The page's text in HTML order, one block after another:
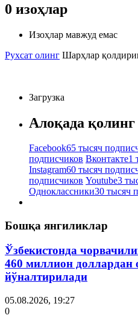
0 изоҳлар
Изоҳлар мавжуд емас
Рухсат олинг Шарҳлар
Загрузка
Алоқада қолинг
Facebook65 тысяч
подписчиков Вконтакте1
Instagram60 тысяч
подписчиков Youtube3
Одноклассники30 тысяч
Бошқа янгиликлар
Ўзбекистонда
460 миллион доллардан
йўналтирилади
05.08.2026, 19:27
0